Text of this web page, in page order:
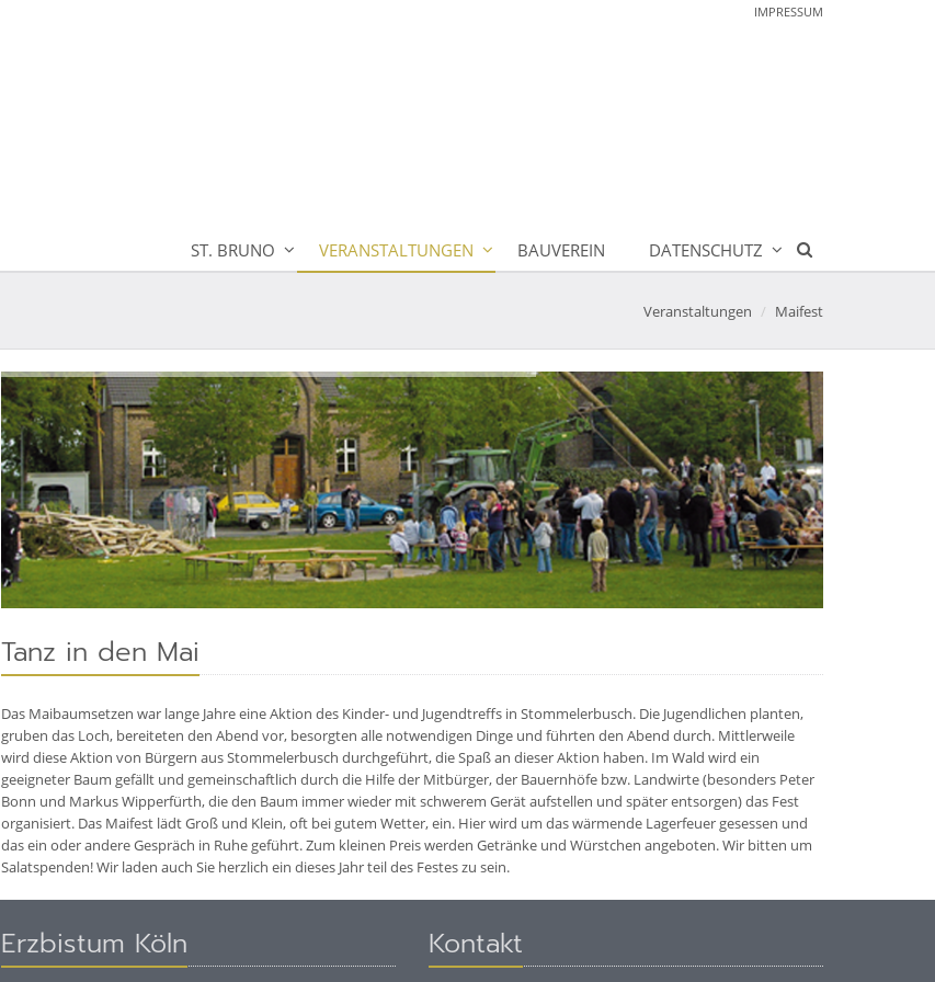
IMPRESSUM
ST. BRUNO VERANSTALTUNGEN BAUVEREIN DATENSCHUTZ
Veranstaltungen Maifest
Tanz in den Mai
Das Maibaumsetzen war lange Jahre eine Aktion des Kinder- und Jugendtreffs in Stommelerbusch. Die Jugendlichen planten,
gruben das Loch, bereiteten den Abend vor, besorgten alle notwendigen Dinge und führten den Abend durch. Mittlerweile
wird diese Aktion von Bürgern aus Stommelerbusch durchgeführt, die Spaß an dieser Aktion haben. Im Wald wird ein
geeigneter Baum gefällt und gemeinschaftlich durch die Hilfe der Mitbürger, der Bauernhöfe bzw. Landwirte (besonders Peter
Bonn und Markus Wipperfürth, die den Baum immer wieder mit schwerem Gerät aufstellen und später entsorgen) das Fest
organisiert. Das Maifest lädt Groß und Klein, oft bei gutem Wetter, ein. Hier wird um das wärmende Lagerfeuer gesessen und
das ein oder andere Gespräch in Ruhe geführt. Zum kleinen Preis werden Getränke und Würstchen angeboten. Wir bitten um
Salatspenden! Wir laden auch Sie herzlich ein dieses Jahr teil des Festes zu sein.
Erzbistum Köln Kontakt